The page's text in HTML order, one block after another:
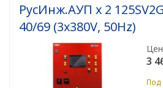
РусИнж.АУП х 2
40/69 (3x380V, 50Hz)
3
Под